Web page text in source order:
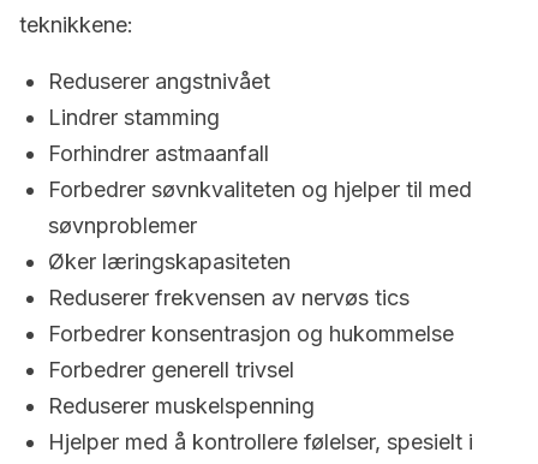
teknikkene:
Reduserer angstnivået
Lindrer stamming
Forhindrer astmaanfall
Forbedrer søvnkvaliteten og hjelper til med
søvnproblemer
Øker læringskapasiteten
Reduserer frekvensen av nervøs tics
Forbedrer konsentrasjon og hukommelse
Forbedrer generell trivsel
Reduserer muskelspenning
Hjelper med å kontrollere følelser, spesielt i